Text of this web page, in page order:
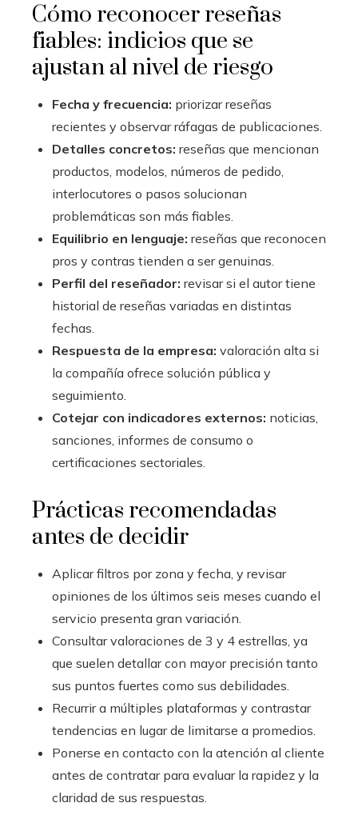
Cómo reconocer reseñas
fiables: indicios que se
ajustan al nivel de riesgo
Fecha y frecuencia: priorizar reseñas
recientes y observar ráfagas de publicaciones.
Detalles concretos: reseñas que mencionan
productos, modelos, números de pedido,
interlocutores o pasos solucionan
problemáticas son más fiables.
Equilibrio en lenguaje: reseñas que reconocen
pros y contras tienden a ser genuinas.
Perfil del reseñador: revisar si el autor tiene
historial de reseñas variadas en distintas
fechas.
Respuesta de la empresa: valoración alta si
la compañía ofrece solución pública y
seguimiento.
Cotejar con indicadores externos: noticias,
sanciones, informes de consumo o
certificaciones sectoriales.
Prácticas recomendadas
antes de decidir
Aplicar filtros por zona y fecha, y revisar
opiniones de los últimos seis meses cuando el
servicio presenta gran variación.
Consultar valoraciones de 3 y 4 estrellas, ya
que suelen detallar con mayor precisión tanto
sus puntos fuertes como sus debilidades.
Recurrir a múltiples plataformas y contrastar
tendencias en lugar de limitarse a promedios.
Ponerse en contacto con la atención al cliente
antes de contratar para evaluar la rapidez y la
claridad de sus respuestas.